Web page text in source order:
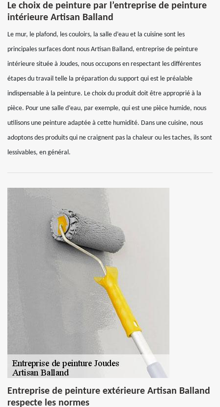
Le choix de peinture par l’entreprise de peinture
intérieure Artisan Balland
Le mur, le plafond, les couloirs, la salle d’eau et la cuisine sont les
principales surfaces dont nous Artisan Balland, entreprise de peinture
intérieure située à Joudes, nous occupons en respectant les différentes
étapes du travail telle la préparation du support qui est le préalable
indispensable à la peinture. Le choix du produit doit être approprié à la
pièce. Pour une salle d’eau, par exemple, qui est une pièce humide, nous
utilisons une peinture adaptée à cette humidité. Dans une cuisine, nous
adoptons des produits qui ne craignent pas la chaleur ou les taches, ils sont
lessivables, en général.
Entreprise de peinture extérieure Artisan Balland
respecte les normes